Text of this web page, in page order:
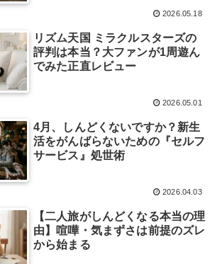
2026.05.18
リズム天国 ミラクルスターズの
評判は本当？大ファンが1周遊ん
でみた正直レビュー
2026.05.01
4月、しんどくないですか？新生
活をがんばらないための『セルフ
サービス』処世術
2026.04.03
【二人旅がしんどくなる本当の理
由】喧嘩・気まずさは前提のズレ
から始まる